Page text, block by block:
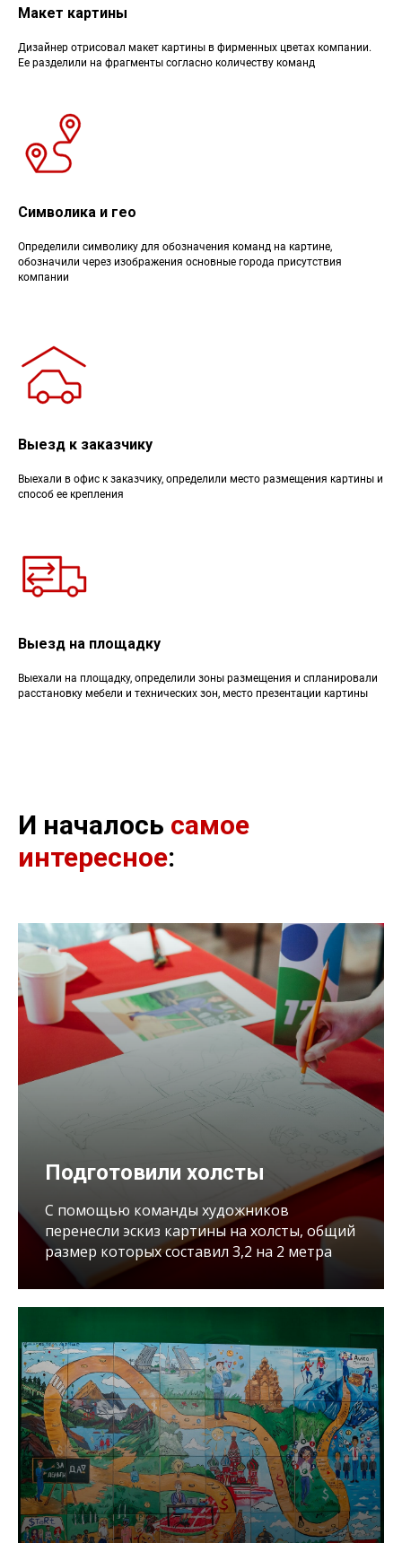
Макет картины
Дизайнер отрисовал макет картины в фирменных цветах компании.
Ее разделили на фрагменты согласно количеству команд
Символика и гео
Определили символику для обозначения команд на картине,
обозначили через изображения основные города присутствия
компании
Выезд к заказчику
Выехали в офис к заказчику, определили место размещения картины и
способ ее крепления
Выезд на площадку
Выехали на площадку, определили зоны размещения и спланировали
расстановку мебели и технических зон, место презентации картины
И началось самое
интересное:
Подготовили холсты
С помощью команды художников
перенесли эскиз картины на холсты, общий
размер которых составил 3,2 на 2 метра